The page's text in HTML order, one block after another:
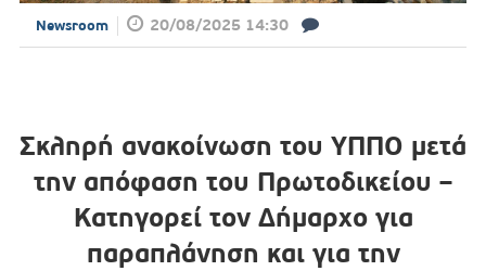
Newsroom 20/08/2025 14:30
Σκληρή ανακοίνωση του ΥΠΠΟ μετά
την απόφαση του Πρωτοδικείου –
Κατηγορεί τον Δήμαρχο για
παραπλάνηση και για την